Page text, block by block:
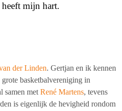
mijn hart.
der Linden. Gertjan en ik kennen
basketbalvereniging in
samen met René Martens, tevens
is eigenlijk de hevigheid rondom